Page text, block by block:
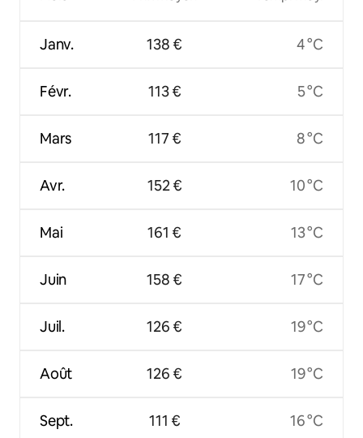
Janv.
Févr.
Mars
Avr.
Mai
Juin
Juil.
Août
Sept.
138 €
113 €
117 €
152 €
161 €
158 €
126 €
126 €
111 €
4 °C
5 °C
8 °C
10 °C
13 °C
17 °C
19 °C
19 °C
16 °C